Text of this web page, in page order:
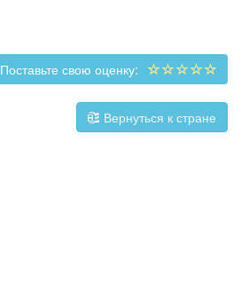
Поставьте свою оценку:
Вернуться к стране